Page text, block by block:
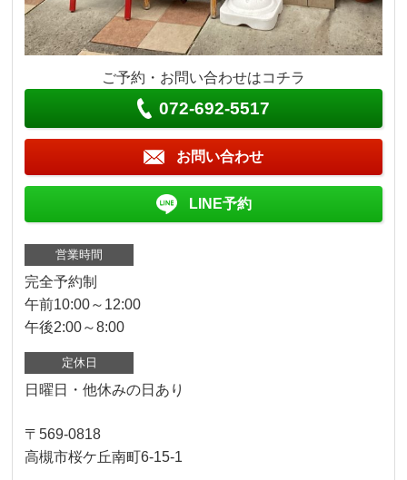
ご予約・お問い合わせはコチラ
072-692-5517
お問い合わせ
LINE予約
営業時間
完全予約制
午前10:00～12:00
午後2:00～8:00
定休日
日曜日・他休みの日あり
〒569-0818
高槻市桜ケ丘南町6-15-1